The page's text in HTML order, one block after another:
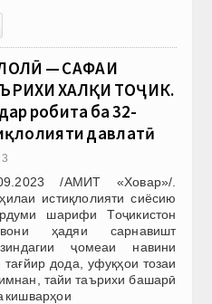
— САФҲАИ
ХАЛҚИ ТОҶИК.
робита ба 32-
давлатӣ
/АМИТ «Ховар»/.
истиқлолияти сиёсию
шарифи Тоҷикистон
ҳадяи сарнавишт
ҷомеаи навини
тағйир дода, уфуқҳои тозаи
тайи таърихи башарӣ
кишварҳои